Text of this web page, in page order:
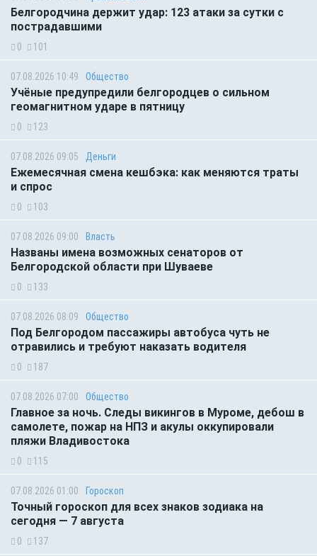
Белгородчина держит удар: 123 атаки за сутки с
пострадавшими
0 101
07.08.2026 10:49 Общество
Учёные предупредили белгородцев о сильном
геомагнитном ударе в пятницу
0 123
07.08.2026 09:05 Деньги
Ежемесячная смена кешбэка: как меняются траты
и спрос
0 103
07.08.2026 09:00 Власть
Названы имена возможных сенаторов от
Белгородской области при Шуваеве
0 133
07.08.2026 08:09 Общество
Под Белгородом пассажиры автобуса чуть не
отравились и требуют наказать водителя
0 187
07.08.2026 07:00 Общество
Главное за ночь. Следы викингов в Муроме, дебош в
самолете, пожар на НПЗ и акулы оккупировали
пляжи Владивостока
0 115
07.08.2026 01:00 Гороскоп
Точный гороскоп для всех знаков зодиака на
сегодня — 7 августа
0 137